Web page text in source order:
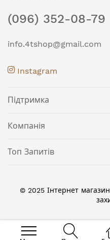
(096) 352-08-79
info.4tshop@gmail.com
Instagram
Підтримка
Компанія
Топ Запитів
© 2025 Інтернет